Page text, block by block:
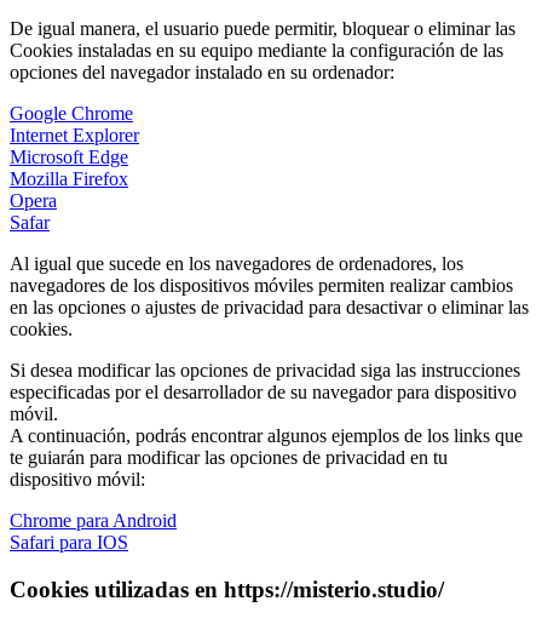
De igual manera, el usuario puede permitir, bloquear o eliminar las
Cookies instaladas en su equipo mediante la configuración de las
opciones del navegador instalado en su ordenador:
Google Chrome
Internet Explorer
Microsoft Edge
Mozilla Firefox
Opera
Safar
Al igual que sucede en los navegadores de ordenadores, los
navegadores de los dispositivos móviles permiten realizar cambios
en las opciones o ajustes de privacidad para desactivar o eliminar las
cookies.
Si desea modificar las opciones de privacidad siga las instrucciones
especificadas por el desarrollador de su navegador para dispositivo
móvil.
A continuación, podrás encontrar algunos ejemplos de los links que
te guiarán para modificar las opciones de privacidad en tu
dispositivo móvil:
Chrome para Android
Safari para IOS
Cookies utilizadas en https://misterio.studio/